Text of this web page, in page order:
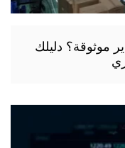
موثوقة؟ دليلك